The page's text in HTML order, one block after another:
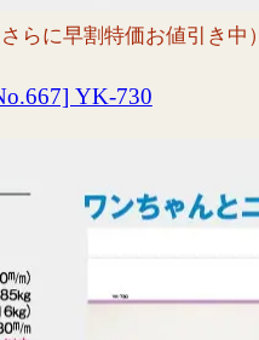
らに早割特価お値引き中
YK-730